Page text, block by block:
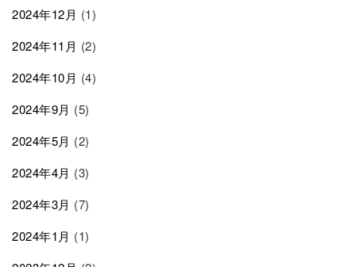
2024年12月 (1)
2024年11月 (2)
2024年10月 (4)
2024年9月 (5)
2024年5月 (2)
2024年4月 (3)
2024年3月 (7)
2024年1月 (1)